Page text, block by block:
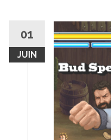
01
JUIN